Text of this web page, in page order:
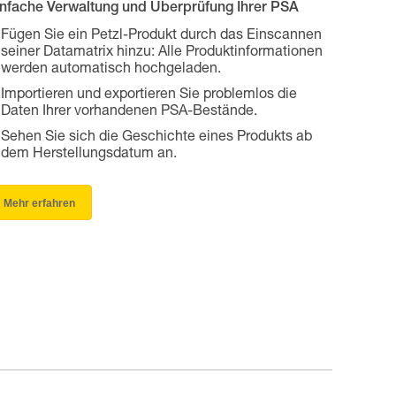
Verwaltung und Überprüfung Ihrer PSA
Fügen Sie ein Petzl-Produkt durch das Einscannen
seiner Datamatrix hinzu: Alle Produktinformationen
werden automatisch hochgeladen.
Importieren und exportieren Sie problemlos die
Daten Ihrer vorhandenen PSA-Bestände.
Sehen Sie sich die Geschichte eines Produkts ab
dem Herstellungsdatum an.
Mehr erfahren